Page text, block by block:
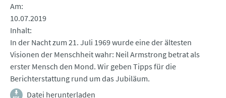
Am
10.07.2019
Inhalt
In der Nacht zum 21. Juli 1969 wurde eine der ältesten
Visionen der Menschheit wahr: Neil Armstrong betrat als
erster Mensch den Mond. Wir geben Tipps für die
Berichterstattung rund um das Jubiläum.
Datei herunterladen